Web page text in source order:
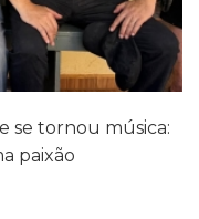
se tornou música:
paixão